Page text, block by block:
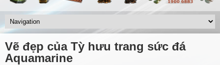
Vẽ đẹp của Tỳ hưu trang sức đá
Aquamarine